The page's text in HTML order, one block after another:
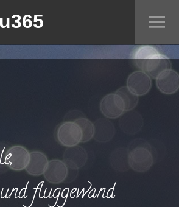
fluggewand